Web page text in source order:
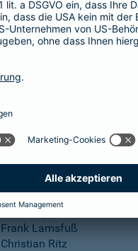
Aktiengesellschaft
Dr. Andreas Eurich, Oliver
Thomas Bischof
Dr. Sylvia Eichelberg
Harald Epple
Frank Lamsfuß
Christian Ritz